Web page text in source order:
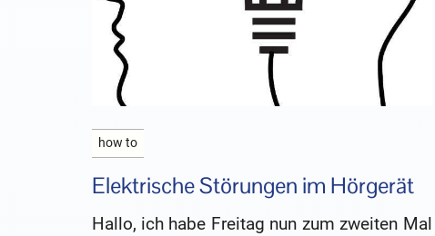
how to
Elektrische Störungen im Hörgerät
Hallo, ich habe Freitag nun zum zweiten Mal